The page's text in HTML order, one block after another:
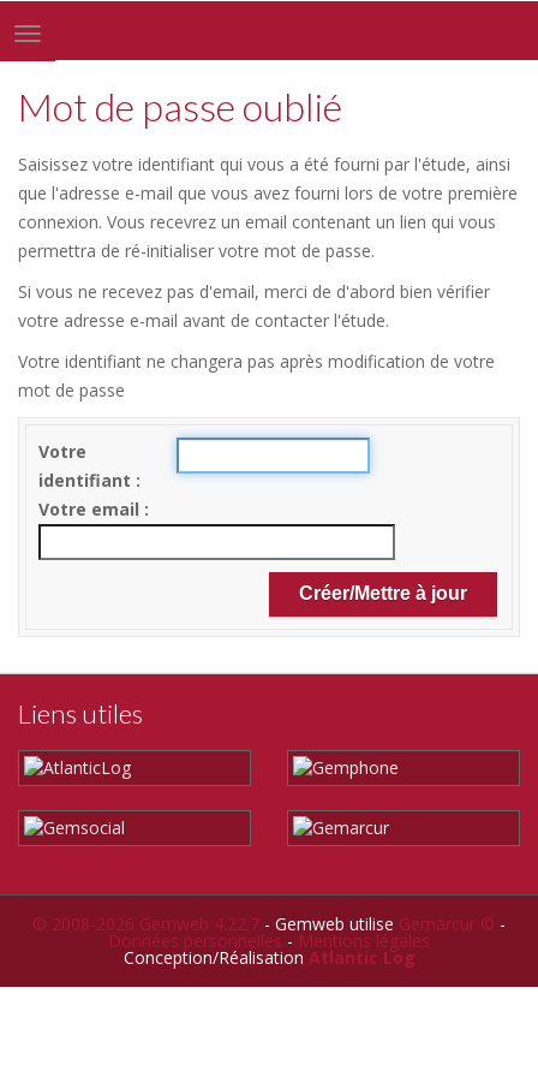
Toggle
navigation
Mot de passe oublié
Saisissez votre identifiant qui vous a été fourni par l'étude, ainsi
que l'adresse e-mail que vous avez fourni lors de votre première
connexion. Vous recevrez un email contenant un lien qui vous
permettra de ré-initialiser votre mot de passe.
Si vous ne recevez pas d'email, merci de d'abord bien vérifier
votre adresse e-mail avant de contacter l'étude.
Votre identifiant ne changera pas après modification de votre
mot de passe
Votre
identifiant
Votre email
Liens utiles
© 2008-2026 Gemweb 4.22.7 - Gemweb utilise Gemarcur © -
Données personnelles - Mentions légales
Conception/Réalisation Atlantic Log